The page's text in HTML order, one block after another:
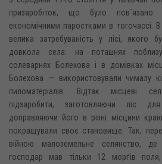
призаробіток, що було пов`язано
економічними паростками в тогочассі. В
велика затребуваність у лісі, якого
довкола села: на поташнях
солеварнях Болехова і в домівках
Болехова — використовували чималу
пиломатеріалів. Відтак місцеві
підзаробити, заготовляючи ліс
доправляючи його в різні місцини
покращували своє становище. Так,
війною малоземельне селянство, де
господар мав тільки 12 морґів